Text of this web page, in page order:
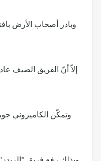
وبادر أصحاب الأرض
إلاّ أنّ الفريق الضيف
وتمكّن الكاميروني